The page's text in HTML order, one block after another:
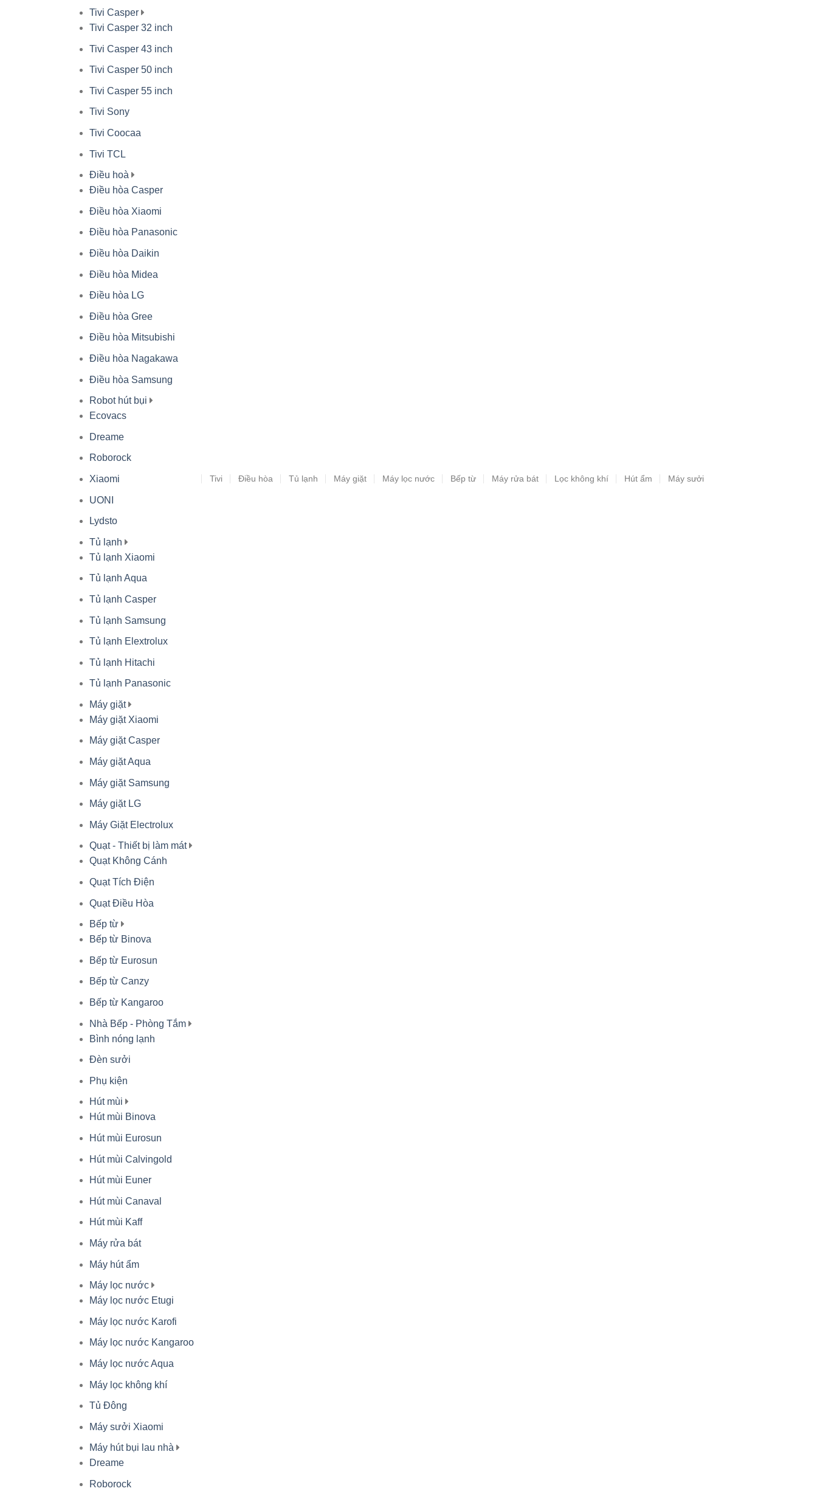
Tivi Casper
Tivi Casper 32 inch
Tivi Casper 43 inch
Tivi Casper 50 inch
Tivi Casper 55 inch
Tivi Sony
Tivi Coocaa
Tivi TCL
Điều hoà
Điều hòa Casper
Điều hòa Xiaomi
Điều hòa Panasonic
Điều hòa Daikin
Điều hòa Midea
Điều hòa LG
Điều hòa Gree
Điều hòa Mitsubishi
Điều hòa Nagakawa
Điều hòa Samsung
Robot hút bụi
Ecovacs
Dreame
Roborock
Xiaomi
UONI
Lydsto
Tủ lạnh
Tủ lạnh Xiaomi
Tủ lạnh Aqua
Tủ lạnh Casper
Tủ lạnh Samsung
Tủ lạnh Elextrolux
Tủ lạnh Hitachi
Tủ lạnh Panasonic
Máy giặt
Máy giặt Xiaomi
Máy giặt Casper
Máy giặt Aqua
Máy giặt Samsung
Máy giặt LG
Máy Giặt Electrolux
Quạt - Thiết bị làm mát
Quạt Không Cánh
Quạt Tích Điện
Quạt Điều Hòa
Bếp từ
Bếp từ Binova
Bếp từ Eurosun
Bếp từ Canzy
Bếp từ Kangaroo
Nhà Bếp - Phòng Tắm
Bình nóng lạnh
Đèn sưởi
Phụ kiện
Hút mùi
Hút mùi Binova
Hút mùi Eurosun
Hút mùi Calvingold
Hút mùi Euner
Hút mùi Canaval
Hút mùi Kaff
Máy rửa bát
Máy hút ẩm
Máy lọc nước
Máy lọc nước Etugi
Máy lọc nước Karofi
Máy lọc nước Kangaroo
Máy lọc nước Aqua
Máy lọc không khí
Tủ Đông
Máy sưởi Xiaomi
Máy hút bụi lau nhà
Dreame
Roborock
Tivi Điều hòa Tủ lạnh Máy giặt Máy lọc nước Bếp từ Máy rửa bát Lọc không khí Hút ẩm Máy sưởi